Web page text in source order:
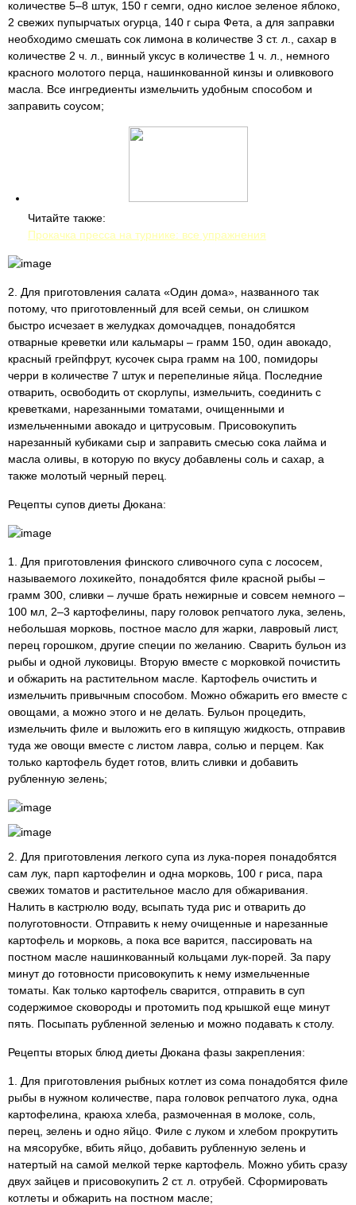
количестве 5–8 штук, 150 г семги, одно кислое зеленое яблоко,
2 свежих пупырчатых огурца, 140 г сыра Фета, а для заправки
необходимо смешать сок лимона в количестве 3 ст. л., сахар в
количестве 2 ч. л., винный уксус в количестве 1 ч. л., немного
красного молотого перца, нашинкованной кинзы и оливкового
масла. Все ингредиенты измельчить удобным способом и
заправить соусом;
Читайте также:
Прокачка пресса на турнике: все упражнения
2. Для приготовления салата «Один дома», названного так
потому, что приготовленный для всей семьи, он слишком
быстро исчезает в желудках домочадцев, понадобятся
отварные креветки или кальмары – грамм 150, один авокадо,
красный грейпфрут, кусочек сыра грамм на 100, помидоры
черри в количестве 7 штук и перепелиные яйца. Последние
отварить, освободить от скорлупы, измельчить, соединить с
креветками, нарезанными томатами, очищенными и
измельченными авокадо и цитрусовым. Присовокупить
нарезанный кубиками сыр и заправить смесью сока лайма и
масла оливы, в которую по вкусу добавлены соль и сахар, а
также молотый черный перец.
Рецепты супов диеты Дюкана:
1. Для приготовления финского сливочного супа с лососем,
называемого лохикейто, понадобятся филе красной рыбы –
грамм 300, сливки – лучше брать нежирные и совсем немного –
100 мл, 2–3 картофелины, пару головок репчатого лука, зелень,
небольшая морковь, постное масло для жарки, лавровый лист,
перец горошком, другие специи по желанию. Сварить бульон из
рыбы и одной луковицы. Вторую вместе с морковкой почистить
и обжарить на растительном масле. Картофель очистить и
измельчить привычным способом. Можно обжарить его вместе с
овощами, а можно этого и не делать. Бульон процедить,
измельчить филе и выложить его в кипящую жидкость, отправив
туда же овощи вместе с листом лавра, солью и перцем. Как
только картофель будет готов, влить сливки и добавить
рубленную зелень;
2. Для приготовления легкого супа из лука-порея понадобятся
сам лук, парп картофелин и одна морковь, 100 г риса, пара
свежих томатов и растительное масло для обжаривания.
Налить в кастрюлю воду, всыпать туда рис и отварить до
полуготовности. Отправить к нему очищенные и нарезанные
картофель и морковь, а пока все варится, пассировать на
постном масле нашинкованный кольцами лук-порей. За пару
минут до готовности присовокупить к нему измельченные
томаты. Как только картофель сварится, отправить в суп
содержимое сковороды и протомить под крышкой еще минут
пять. Посыпать рубленной зеленью и можно подавать к столу.
Рецепты вторых блюд диеты Дюкана фазы закрепления:
1. Для приготовления рыбных котлет из сома понадобятся филе
рыбы в нужном количестве, пара головок репчатого лука, одна
картофелина, краюха хлеба, размоченная в молоке, соль,
перец, зелень и одно яйцо. Филе с луком и хлебом прокрутить
на мясорубке, вбить яйцо, добавить рубленную зелень и
натертый на самой мелкой терке картофель. Можно убить сразу
двух зайцев и присовокупить 2 ст. л. отрубей. Сформировать
котлеты и обжарить на постном масле;